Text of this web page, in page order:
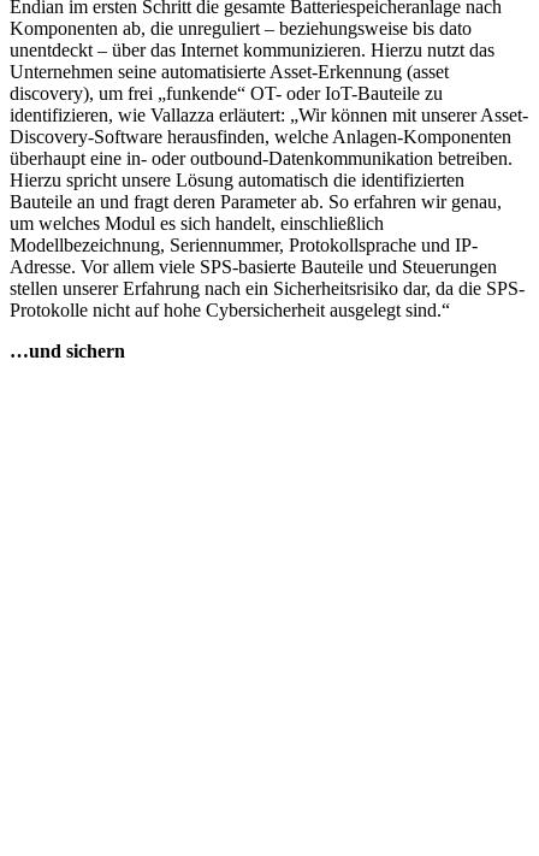
Endian im ersten Schritt die gesamte Batteriespeicheranlage nach
Komponenten ab, die unreguliert – beziehungsweise bis dato
unentdeckt – über das Internet kommunizieren. Hierzu nutzt das
Unternehmen seine automatisierte Asset-Erkennung (asset
discovery), um frei „funkende“ OT- oder IoT-Bauteile zu
identifizieren, wie Vallazza erläutert: „Wir können mit unserer Asset-
Discovery-Software herausfinden, welche Anlagen-Komponenten
überhaupt eine in- oder outbound-Datenkommunikation betreiben.
Hierzu spricht unsere Lösung automatisch die identifizierten
Bauteile an und fragt deren Parameter ab. So erfahren wir genau,
um welches Modul es sich handelt, einschließlich
Modellbezeichnung, Seriennummer, Protokollsprache und IP-
Adresse. Vor allem viele SPS-basierte Bauteile und Steuerungen
stellen unserer Erfahrung nach ein Sicherheitsrisiko dar, da die SPS-
Protokolle nicht auf hohe Cybersicherheit ausgelegt sind.“
…und sichern